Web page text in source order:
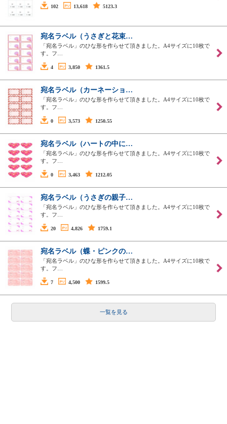
102 13,618 5123.3
宛名ラベル（うさぎと花束…
「宛名ラベル」のひな形を作らせて頂きました。A4サイズに10枚で
す。フ…
4 3,850 1361.5
宛名ラベル（カーネーショ…
「宛名ラベル」のひな形を作らせて頂きました。A4サイズに10枚で
す。フ…
0 3,573 1250.55
宛名ラベル（ハートの中に…
「宛名ラベル」のひな形を作らせて頂きました。A4サイズに10枚で
す。フ…
0 3,463 1212.05
宛名ラベル（うさぎの親子…
「宛名ラベル」のひな形を作らせて頂きました。A4サイズに10枚で
す。フ…
20 4,826 1759.1
宛名ラベル（蝶・ピンクの…
「宛名ラベル」のひな形を作らせて頂きました。A4サイズに10枚で
す。フ…
7 4,500 1599.5
一覧を見る